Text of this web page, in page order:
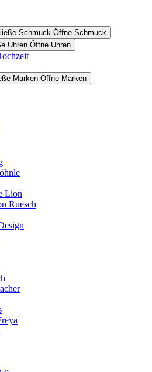
Schmuck Öffne Schmuck
Uhren Öffne Uhren
Marken Öffne Marken
Lion
Ruesch